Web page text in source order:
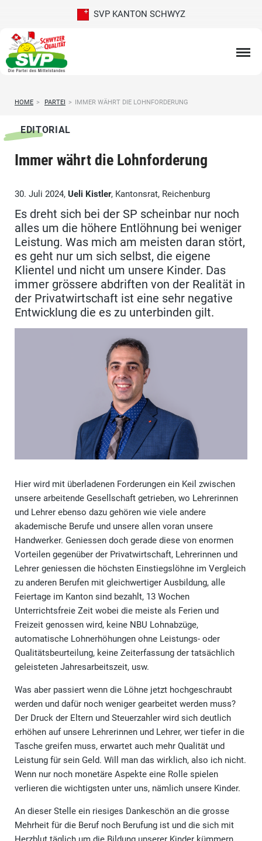
SVP KANTON SCHWYZ
HOME > PARTEI > IMMER WÄHRT DIE LOHNFORDERUNG
EDITORIAL
Immer währt die Lohnforderung
30. Juli 2024, Ueli Kistler, Kantonsrat, Reichenburg
Es dreht sich bei der SP scheinbar nur noch
alles um die höhere Entlöhnung bei weniger
Leistung. Was mich am meisten daran stört,
es geht nur um sich selbst, die eigene
Klientel und nicht um unsere Kinder. Das
immer grössere abdriften von der Realität in
der Privatwirtschaft ist eine sehr negative
Entwicklung die es zu unterbinden gilt.
Hier wird mit überladenen Forderungen ein Keil zwischen
unsere arbeitende Gesellschaft getrieben, wo Lehrerinnen
und Lehrer ebenso dazu gehören wie viele andere
akademische Berufe und unsere allen voran unsere
Handwerker. Geniessen doch gerade diese von enormen
Vorteilen gegenüber der Privatwirtschaft, Lehrerinnen und
Lehrer geniessen die höchsten Einstiegslöhne im Vergleich
zu anderen Berufen mit gleichwertiger Ausbildung, alle
Feiertage im Kanton sind bezahlt, 13 Wochen
Unterrichtsfreie Zeit wobei die meiste als Ferien und
Freizeit genossen wird, keine NBU Lohnabzüge,
automatische Lohnerhöhungen ohne Leistungs- oder
Qualitätsbeurteilung, keine Zeiterfassung der tatsächlich
geleisteten Jahresarbeitszeit, usw.
Was aber passiert wenn die Löhne jetzt hochgeschraubt
werden und dafür noch weniger gearbeitet werden muss?
Der Druck der Eltern und Steuerzahler wird sich deutlich
erhöhen auf unsere Lehrerinnen und Lehrer, wer tiefer in die
Tasche greifen muss, erwartet auch mehr Qualität und
Leistung für sein Geld. Will man das wirklich, also ich nicht.
Wenn nur noch monetäre Aspekte eine Rolle spielen
verlieren die wichtigsten unter uns, nämlich unsere Kinder.
An dieser Stelle ein riesiges Dankeschön an die grosse
Mehrheit für die Beruf noch Berufung ist und die sich mit